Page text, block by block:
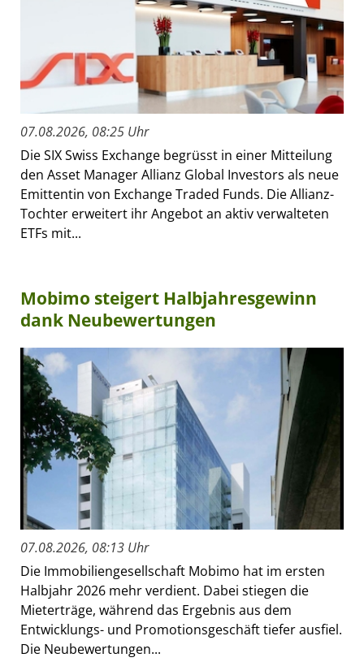
07.08.2026, 08:25 Uhr
Die SIX Swiss Exchange begrüsst in einer Mitteilung
den Asset Manager Allianz Global Investors als neue
Emittentin von Exchange Traded Funds. Die Allianz-
Tochter erweitert ihr Angebot an aktiv verwalteten
ETFs mit...
Mobimo steigert Halbjahresgewinn
dank Neubewertungen
07.08.2026, 08:13 Uhr
Die Immobiliengesellschaft Mobimo hat im ersten
Halbjahr 2026 mehr verdient. Dabei stiegen die
Mieterträge, während das Ergebnis aus dem
Entwicklungs- und Promotionsgeschäft tiefer ausfiel.
Die Neubewertungen...